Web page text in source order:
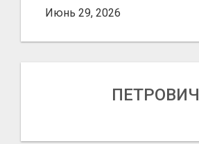
Июнь 29, 2026
ПЕТРОВИЧ